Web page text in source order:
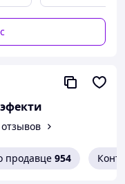
и
и
продавце 954